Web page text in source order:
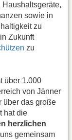
sowie in
zu
Zukunft
zu
über 1.000
von Jänner
über das große
hat die
herzlichen
gemeinsam